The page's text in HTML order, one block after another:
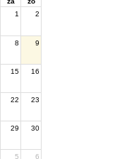
1 2
8 9
15 16
22 23
29 30
5 6